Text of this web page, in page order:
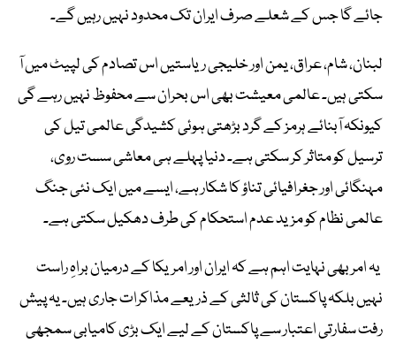
جائے گا جس کے شعلے صرف ایران تک محدود نہیں رہیں گے۔
لبنان، شام، عراق، یمن اور خلیجی ریاستیں اس تصادم کی لپیٹ میں آ
سکتی ہیں۔ عالمی معیشت بھی اس بحران سے محفوظ نہیں رہے گی
کیونکہ آبنائے ہرمز کے گرد بڑھتی ہوئی کشیدگی عالمی تیل کی
ترسیل کو متاثر کر سکتی ہے۔ دنیا پہلے ہی معاشی سست روی،
مہنگائی اور جغرافیائی تناؤ کا شکار ہے، ایسے میں ایک نئی جنگ
عالمی نظام کو مزید عدم استحکام کی طرف دھکیل سکتی ہے۔
یہ امر بھی نہایت اہم ہے کہ ایران اور امریکا کے درمیان براہِ راست
نہیں بلکہ پاکستان کی ثالثی کے ذریعے مذاکرات جاری ہیں۔ یہ پیش
رفت سفارتی اعتبار سے پاکستان کے لیے ایک بڑی کامیابی سمجھی